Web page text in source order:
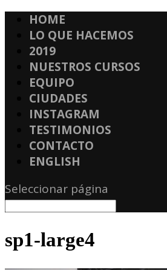
HOME
LO QUE HACEMOS
2019
NUESTROS CURSOS
EQUIPO
CIUDADES
INSTAGRAM
TESTIMONIOS
CONTACTO
ENGLISH
Seleccionar página
sp1-large4